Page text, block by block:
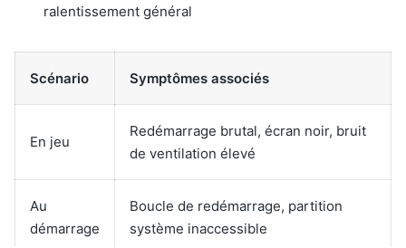
ralentissement général
Scénario Symptômes associés
En jeu
Redémarrage brutal, écran noir, bruit
de ventilation élevé
Au
démarrage
Boucle de redémarrage, partition
système inaccessible